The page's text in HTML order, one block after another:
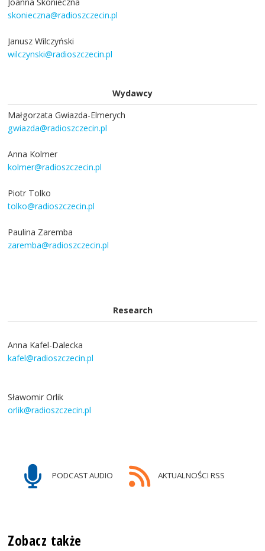
skonieczna@radioszczecin.pl
Janusz Wilczyński
wilczynski@radioszczecin.pl
Wydawcy
Małgorzata Gwiazda-Elmerych
gwiazda@radioszczecin.pl
Anna Kolmer
kolmer@radioszczecin.pl
Piotr Tolko
tolko@radioszczecin.pl
Paulina Zaremba
zaremba@radioszczecin.pl
Research
Anna Kafel-Dalecka
kafel@radioszczecin.pl
Sławomir Orlik
orlik@radioszczecin.pl
PODCAST AUDIO AKTUALNOŚCI RSS
Zobacz także